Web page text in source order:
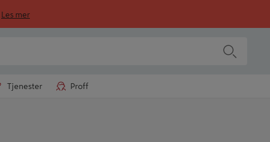
Les mer
Tjenester Proff